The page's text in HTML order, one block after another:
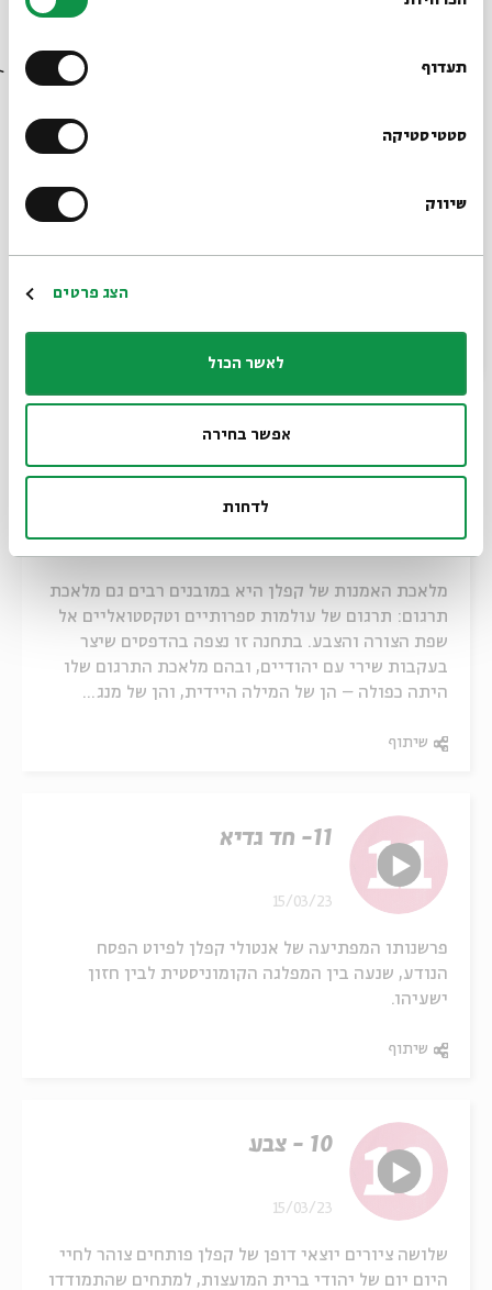
הסכמה
תעדוף
סטטיסטיקה
שיווק
הצג פרטים
לאשר הכול
אפשר בחירה
לדחות
בנובלה ״שיר השירים״ מצייר שלום עליכם פורטרט מלא
תום של אהבת נעורים, ומתבונן באהבה הבוסרית
קפלן שנוצרה בעקבותיה לוכדת את הקסם הייחודי של
12 - יצירות בעקבות שירי עם
יהודיים
מלאכת האמנות של קפלן היא במובנים רבים גם מלאכת
תרגום: תרגום של עולמות ספרותיים וטקסטואליים אל
שפת הצורה והצבע. בתחנה זו נצפה בהדפסים שיצר
בעקבות שירי עם יהודיים, ובהם מלאכת התרגום שלו
היתה כפולה – הן של המילה היידית, והן של מנג...
שיתוף
11- חד גדיא
15/03/23
פרשנותו המפתיעה של אנטולי קפלן לפיוט הפסח
הנודע, שנעה בין המפלגה הקומוניסטית לבין חזון
ישעיהו.
שיתוף
10 - צבע
15/03/23
שלושה ציורים יוצאי דופן של קפלן פותחים צוהר לחיי
היום יום של יהודי ברית המועצות, למתחים שהתמודדו